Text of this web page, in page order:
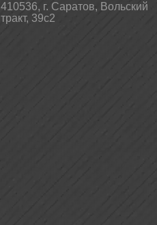
410536, г. Саратов, Вольский
тракт, 39с2